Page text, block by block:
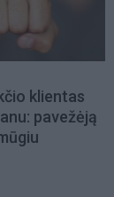
klientas
pavežėją